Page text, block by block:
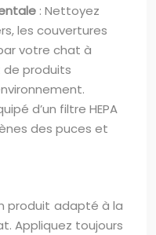
: Nettoyez
les couvertures
votre chat à
de produits
d’un filtre HEPA
des puces et
produit adapté à la
Appliquez toujours